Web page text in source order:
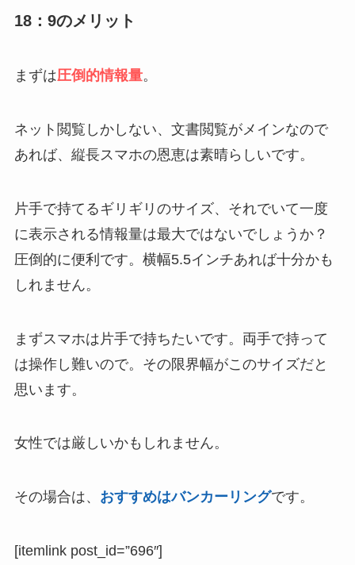
18：9のメリット
まずは圧倒的情報量。
ネット閲覧しかしない、文書閲覧がメインなので
あれば、縦長スマホの恩恵は素晴らしいです。
片手で持てるギリギリのサイズ、それでいて一度
に表示される情報量は最大ではないでしょうか？
圧倒的に便利です。横幅5.5インチあれば十分かも
しれません。
まずスマホは片手で持ちたいです。両手で持って
は操作し難いので。その限界幅がこのサイズだと
思います。
女性では厳しいかもしれません。
その場合は、 おすすめはバンカーリングです。
[itemlink post_id=”696″]